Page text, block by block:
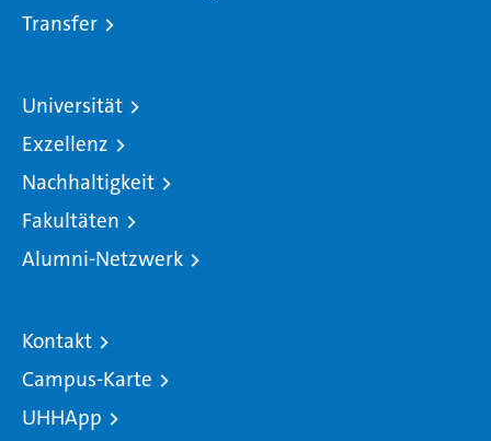
Transfer
Universität
Exzellenz
Nachhaltigkeit
Fakultäten
Alumni-Netzwerk
Kontakt
Campus-Karte
UHHApp